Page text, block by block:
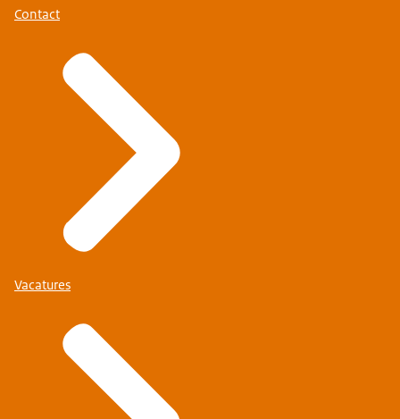
Contact
Vacatures